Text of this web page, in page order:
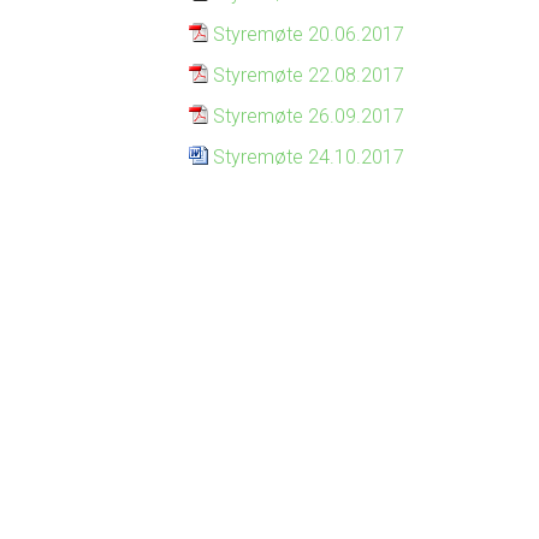
Styremøte 20.06.2017
Styremøte 22.08.2017
Styremøte 26.09.2017
Styremøte 24.10.2017